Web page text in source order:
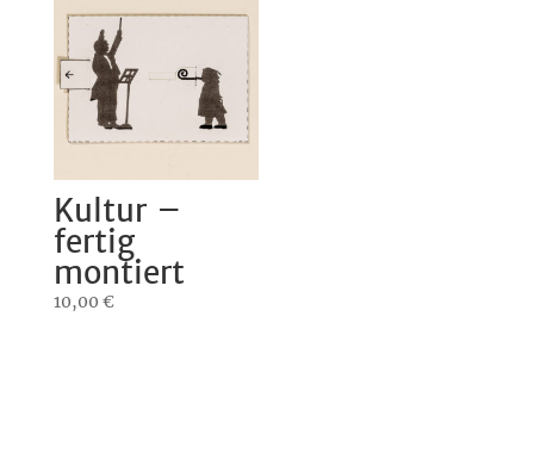
Kultur –
fertig
montiert
10,00 €